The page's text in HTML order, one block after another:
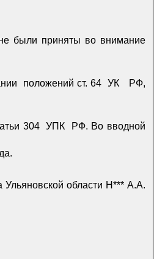
были приняты во внимание
положений ст. 64 УК
РФ,
304 УПК
РФ. Во вводной
Ульяновской области Н*** А.А.